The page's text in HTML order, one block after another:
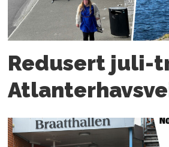
Redusert juli-